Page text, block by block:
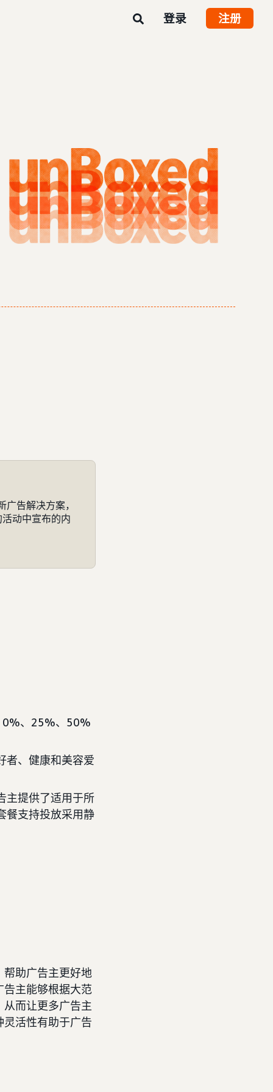
登录 注册
告解决方案，
动中宣布的内
、25%、50%
者、健康和美容爱
主提供了适用于所
餐支持投放采用静
帮助广告主更好地
告主能够根据大范
而让更多广告主
活性有助于广告